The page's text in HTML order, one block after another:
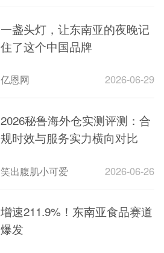
一盏头灯，让东南亚的夜晚记
住了这个中国品牌
亿恩网 2026-06-29
2026秘鲁海外仓实测评测：合
规时效与服务实力横向对比
笑出腹肌小可爱 2026-06-26
增速211.9%！东南亚食品赛道
爆发